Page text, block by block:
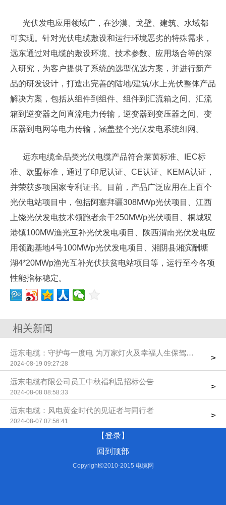
光伏发电应用领域广，在沙漠、戈壁、建筑、水域都
可实现。针对光伏电缆敷设和运行环境恶劣的特殊需求，
远东通过对电缆的敷设环境、技术参数、应用场合等的深
入研究，为客户提供了系统的选型优选方案，并进行新产
品的研发设计，打造出完善的陆地/建筑/水上光伏整体产品
解决方案，包括从组件到组件、组件到汇流箱之间、汇流
箱到逆变器之间直流电力传输，逆变器到变压器之间、变
压器到电网等电力传输，涵盖整个光伏发电系统组网。
远东电缆全品类光伏电缆产品符合莱茵标准、IEC标
准、欧盟标准，通过了印尼认证、CE认证、KEMA认证，
并荣获多项国家专利证书。目前，产品广泛应用在上百个
光伏电站项目中，包括阿塞拜疆308MWp光伏项目、江西
上饶光伏发电技术领跑者余干250MWp光伏项目、桐城双
港镇100MW渔光互补光伏发电项目、陕西渭南光伏发电应
用领跑基地4号100MWp光伏发电项目、湘阴县湘滨酬塘
湖4*20MWp渔光互补光伏扶贫电站项目等，运行至今各项
性能指标稳定。
相关新闻
远东电缆：守护每一度电 为万家灯火及幸福人生保驾护航
2024-08-19 09:27:28
>
远东电缆有限公司员工中秋福利品招标公告
2024-08-08 08:58:33
>
远东电缆：风电黄金时代的见证者与同行者
2024-08-07 07:56:41
>
【登录】
回到顶部
Copyright©2010-2015 电缆网